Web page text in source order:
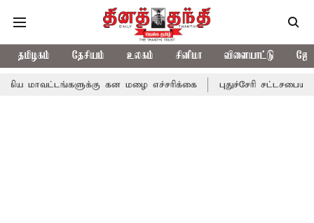
தமிழகம் தேசியம் உலகம் சினிமா விளையாட்டு
கன மழை எச்சரிக்கை புதுச்சேரி சட்டசபையில் வரும்